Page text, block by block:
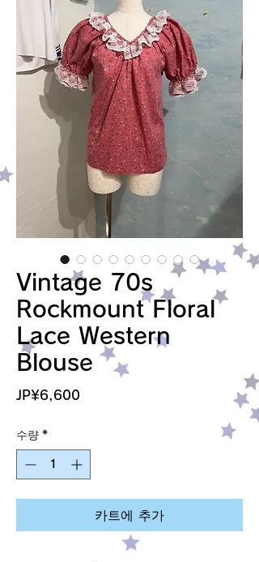
Vintage 70s
Rockmount Floral
Lace Western
Blouse
JP¥6,600
수량 *
카트에 추가